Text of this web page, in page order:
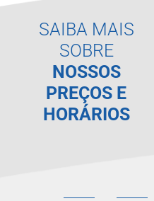
SAIBA MAIS
SOBRE
NOSSOS
PREÇOS E
HORÁRIOS